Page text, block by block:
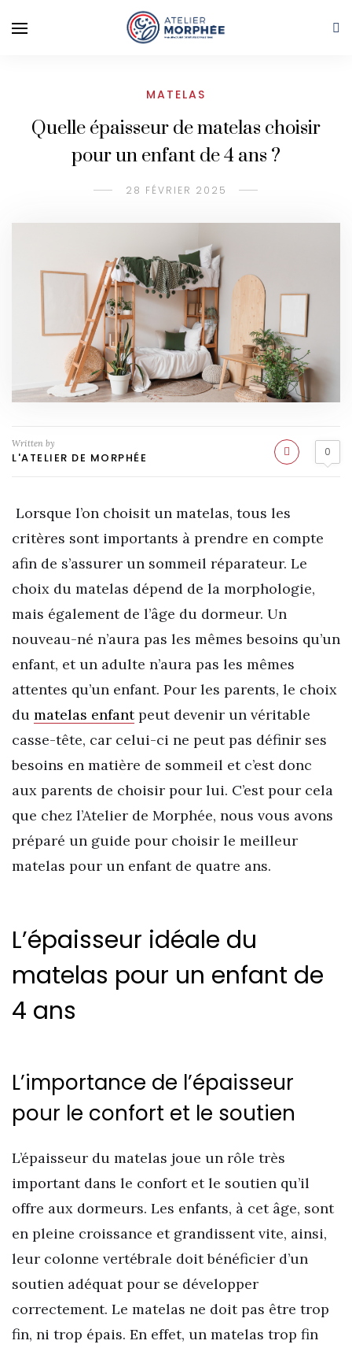
MATELAS
Quelle épaisseur de matelas choisir
pour un enfant de 4 ans ?
28 FÉVRIER 2025
Written by
L'ATELIER DE MORPHÉE 0
Lorsque l’on choisit un matelas, tous les
critères sont importants à prendre en compte
afin de s’assurer un sommeil réparateur. Le
choix du matelas dépend de la morphologie,
mais également de l’âge du dormeur. Un
nouveau-né n’aura pas les mêmes besoins qu’un
enfant, et un adulte n’aura pas les mêmes
attentes qu’un enfant. Pour les parents, le choix
du matelas enfantpeut devenir un véritable
casse-tête, car celui-ci ne peut pas définir ses
besoins en matière de sommeil et c’est donc
aux parents de choisir pour lui. C’est pour cela
que chez l’Atelier de Morphée, nous vous avons
préparé un guide pour choisir le meilleur
matelas pour un enfant de quatre ans.
L’épaisseur idéale du
matelas pour un enfant de
4 ans
L’importance de l’épaisseur
pour le confort et le soutien
L’épaisseur du matelas joue un rôle très
important dans le confort et le soutien qu’il
offre aux dormeurs. Les enfants, à cet âge, sont
en pleine croissance et grandissent vite, ainsi,
leur colonne vertébrale doit bénéficier d’un
soutien adéquat pour se développer
correctement. Le matelas ne doit pas être trop
fin, ni trop épais. En effet, un matelas trop fin